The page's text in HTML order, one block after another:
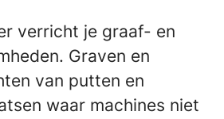
verricht je graaf- en
Graven en
van putten en
waar machines niet